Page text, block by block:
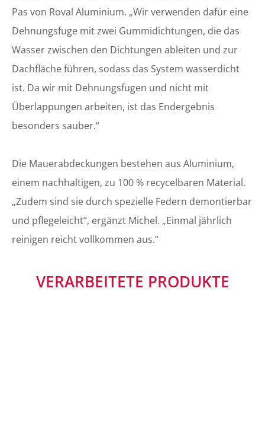
Pas von Roval Aluminium. „Wir verwenden dafür eine
Dehnungsfuge mit zwei Gummidichtungen, die das
Wasser zwischen den Dichtungen ableiten und zur
Dachfläche führen, sodass das System wasserdicht
ist. Da wir mit Dehnungsfugen und nicht mit
Überlappungen arbeiten, ist das Endergebnis
besonders sauber.“
Die Mauerabdeckungen bestehen aus Aluminium,
einem nachhaltigen, zu 100 % recycelbaren Material.
„Zudem sind sie durch spezielle Federn demontierbar
und pflegeleicht“, ergänzt Michel. „Einmal jährlich
reinigen reicht vollkommen aus.“
VERARBEITETE PRODUKTE